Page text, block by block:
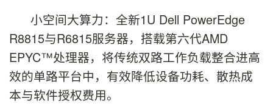
小空间大算力：全新1U Dell PowerEdge
R8815与R6815服务器，搭载第六代AMD
EPYC™处理器，将传统双路工作负载整合进高
效的单路平台中，有效降低设备功耗、散热成
本与软件授权费用。